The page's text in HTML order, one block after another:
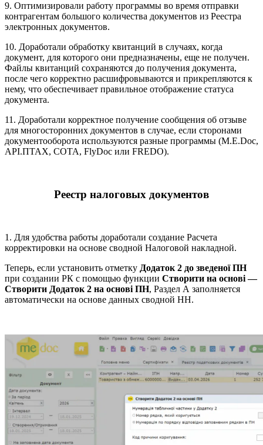
9. Оптимизировали работу программы во время отправки
контрагентам большого количества документов из Реестра
электронных документов.
10. Доработали обработку квитанций в случаях, когда
документ, для которого они предназначены, еще не получен.
Файлы квитанций сохраняются до получения документа,
после чего корректно расшифровываются и прикрепляются к
нему, что обеспечивает правильное отображение статуса
документа.
11. Доработали корректное получение сообщения об отзыве
для многосторонних документов в случае, если сторонами
документооборота используются разные программы (M.E.Doc,
АPІ.ПТАХ, СОТА, FlyDoc или FREDO).
Реестр налоговых документов
1. Для удобства работы доработали создание Расчета
корректировки на основе сводной Налоговой накладной.
Теперь, если установить отметку Додаток 2 до зведеної ПН
при создании РК с помощью функции Створити на основі —
Створити Додаток 2 на основі ПН, Раздел А заполняется
автоматически на основе данных сводной НН.